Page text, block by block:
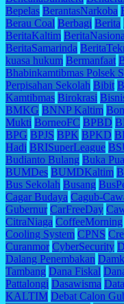
Bepelas BerantasNarkoba
Berau Coal Berbagi Berita
BeritaKaltim
BeritaSamarinda
kuasa hukum Bermanfaat
Bhabinkamtibmas Polsek
Perpisahan Sekolah Bibit
Kamtibmas Birokrasi
BMKG BNNP Kaltim
Mukti BorneoFC BPBD
BPG BPJS BPK BPKD
Hadi BRISuperLeague
Budianto Bulang Buka
BUMDes BUMDKaltim
Bus Sekolah Busang
Cagar Budaya Cagub-
Gubernur CarFreeDay
CitraNiaga CoffeeMorning
Cooling System CPNS
Curanmor CyberSecurity
Dalang Penembakan
Tambang Dana Fiskal
Pattalongi Dasawisma
KALTIM Debat Calon